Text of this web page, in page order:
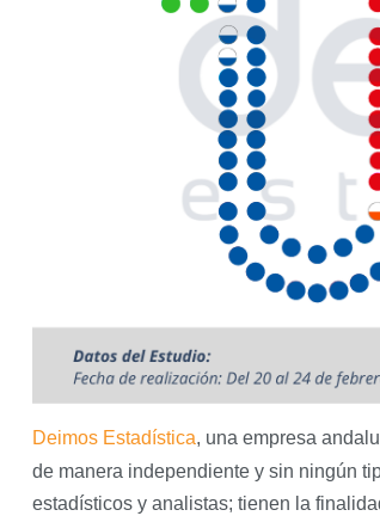
Deimos Estadística, una empresa
de manera independiente y sin ningún
estadísticos y analistas; tienen la